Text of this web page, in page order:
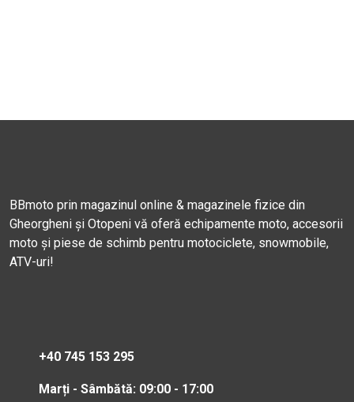
BBmoto prin magazinul online & magazinele fizice din
Gheorgheni și Otopeni vă oferă echipamente moto, accesorii
moto și piese de schimb pentru motociclete, snowmobile,
ATV-uri!
+40 745 153 295
Marți - Sâmbătă: 09:00 - 17:00